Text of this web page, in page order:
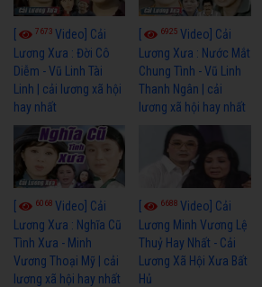
7673 Video] Cải
Lương Xưa : Đời Cô
Diễm - Vũ Linh Tài
Linh | cải lương xã hội
hay nhất
6925Video] Cải
Lương Xưa : Nước Mắt
Chung Tình - Vũ Linh
Thanh Ngân | cải
lương xã hội hay nhất
6068 Video] Cải
Lương Xưa : Nghĩa Cũ
Tình Xưa - Minh
Vương Thoại Mỹ | cải
lương xã hội hay nhất
6688Video] Cải
Lương Minh Vương Lệ
Thuỷ Hay Nhất - Cải
Lương Xã Hội Xưa Bất
Hủ